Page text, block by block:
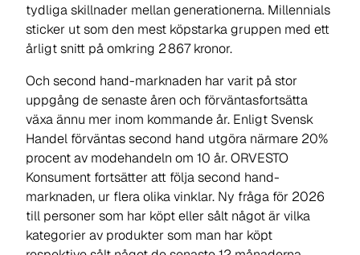
tydliga skillnader mellan generationerna. Millennials
sticker ut som den mest köpstarka gruppen med ett
årligt snitt på omkring 2 867 kronor.
Och second hand-marknaden har varit på stor
uppgång de senaste åren och förväntasfortsätta
växa ännu mer inom kommande år. Enligt Svensk
Handel förväntas second hand utgöra närmare 20%
procent av modehandeln om 10 år. ORVESTO
Konsument fortsätter att följa second hand-
marknaden, ur flera olika vinklar. Ny fråga för 2026
till personer som har köpt eller sålt något är vilka
kategorier av produkter som man har köpt